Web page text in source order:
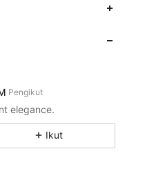
lalu
elegance.
Ikut